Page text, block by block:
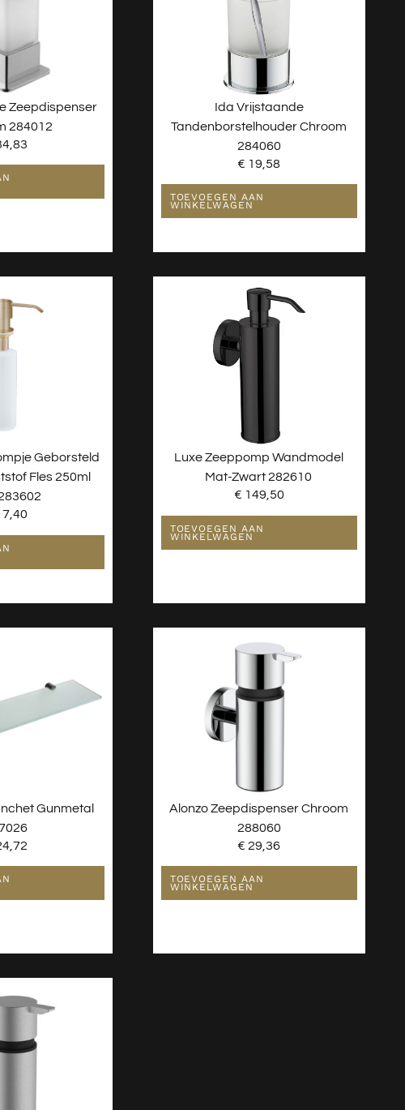
Zeepdispenser
284012
Ida Vrijstaande
Tandenborstelhouder Chroom
284060
€ 19,58
TOEVOEGEN AAN
WINKELWAGEN
Geborsteld
Fles 250ml
Luxe Zeeppomp Wandmodel
Mat-Zwart 282610
€ 149,50
TOEVOEGEN AAN
WINKELWAGEN
Gunmetal
Alonzo Zeepdispenser Chroom
288060
€ 29,36
TOEVOEGEN AAN
WINKELWAGEN